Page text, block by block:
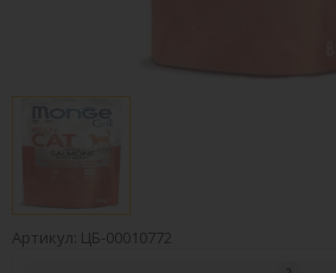
Артикул: ЦБ-00010772